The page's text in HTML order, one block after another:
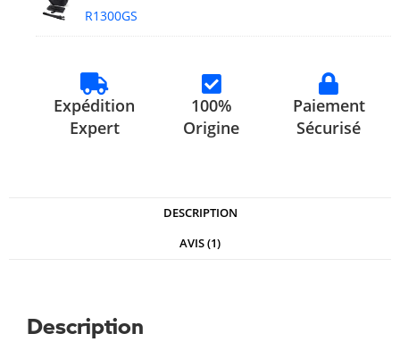
R1300GS
Expédition
Expert
100%
Origine
Paiement
Sécurisé
DESCRIPTION
AVIS (1)
Description